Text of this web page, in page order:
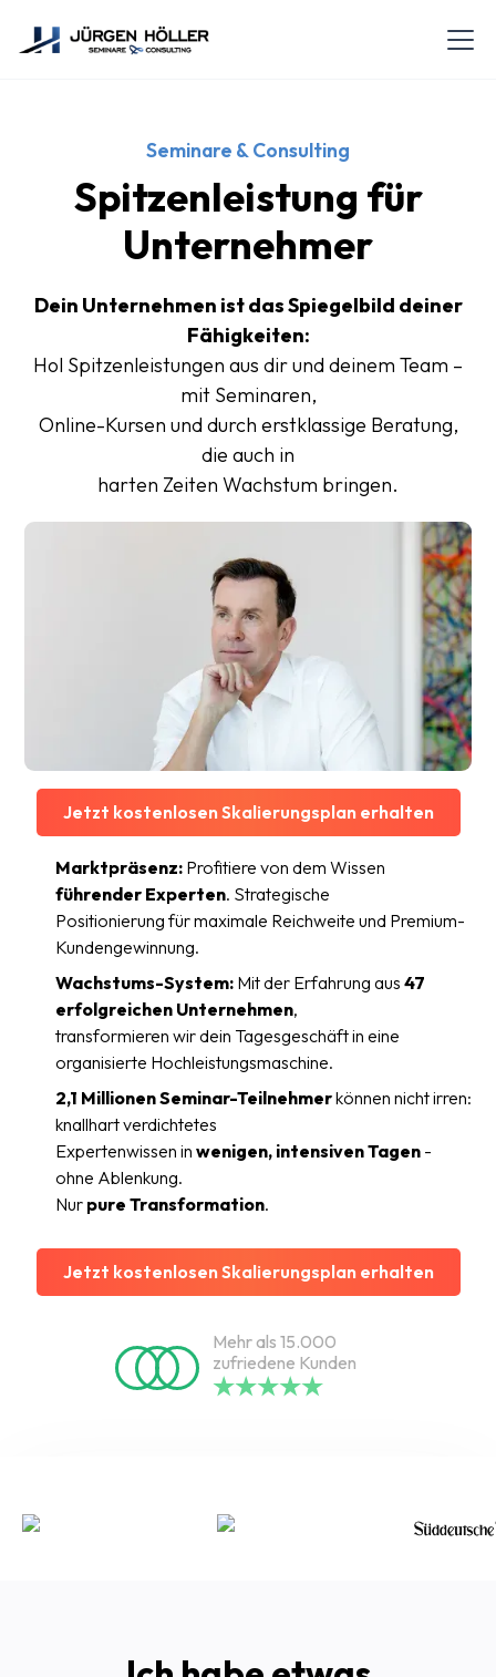
Seminare & Consulting
Spitzenleistung für
Unternehmer
Dein Unternehmen ist das Spiegelbild deiner
Fähigkeiten:
Hol Spitzenleistungen aus dir und deinem Team –
mit Seminaren,
Online-Kursen und durch erstklassige Beratung,
die auch in
harten Zeiten Wachstum bringen.
Jetzt kostenlosen Skalierungsplan erhalten
Marktpräsenz: Profitiere von dem Wissen
führender Experten. Strategische
Positionierung für maximale Reichweite und Premium-
Kundengewinnung.
Wachstums-System: Mit der Erfahrung aus 47
erfolgreichen Unternehmen,
transformieren wir dein Tagesgeschäft in eine
organisierte Hochleistungsmaschine.
2,1 Millionen Seminar-Teilnehmerkönnen nicht irren:
knallhart verdichtetes
Expertenwissen in wenigen, intensiven Tagen -
ohne Ablenkung.
Nur pure Transformation.
Jetzt kostenlosen Skalierungsplan erhalten
Mehr als 15.000
zufriedene Kunden